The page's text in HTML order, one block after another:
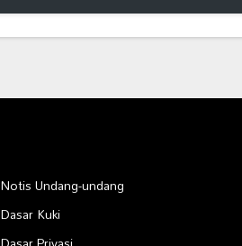
Notis Undang-undang
Dasar Kuki